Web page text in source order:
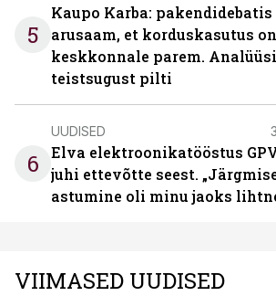
5
Kaupo Karba:
arusaam, et korduskasutus
keskkonnale parem.
teistsugust pilti
6
UUDISED
Elva elektroonikatööstus
juhi ettevõtte seest.
astumine oli minu jaoks
VIIMASED UUDISED